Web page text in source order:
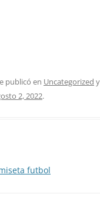
publicó en Uncategorized
2, 2022.
futbol